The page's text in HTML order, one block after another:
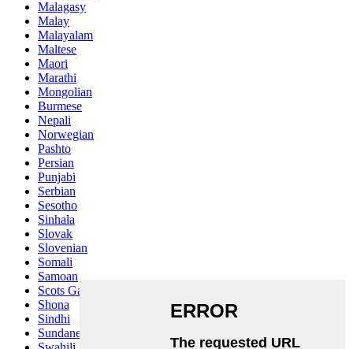
Malagasy
Malay
Malayalam
Maltese
Maori
Marathi
Mongolian
Burmese
Nepali
Norwegian
Pashto
Persian
Punjabi
Serbian
Sesotho
Sinhala
Slovak
Slovenian
Somali
Samoan
Scots Gaelic
Shona
Sindhi
Sundanese